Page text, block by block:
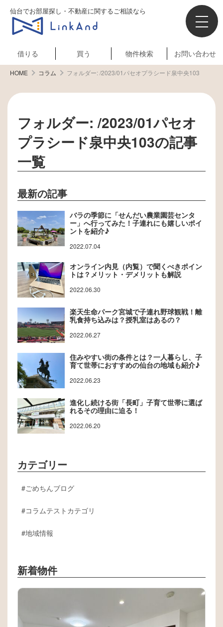
仙台でお部屋探し・不動産に関するご相談なら
借りる 買う 物件検索 お問い合わせ
HOME コラム フォルダー:/2023/01パセオプラシード泉中央103
フォルダー:/2023/01パセオ
プラシード泉中央103の記事
一覧
最新の記事
バラの季節に「せんだい農業園芸センタ
ー」へ行ってみた！子連れにも嬉しいポイ
ントを紹介♪
2022.07.04
オンライン内見（内覧）で聞くべきポイン
トは？メリット・デメリットも解説
2022.06.30
楽天生命パーク宮城で子連れ野球観戦！離
乳食持ち込みは？授乳室はあるの？
2022.06.27
住みやすい街の条件とは？一人暮らし、子
育て世帯におすすめの仙台の地域も紹介♪
2022.06.23
進化し続ける街「長町」子育て世帯に選ば
れるその理由に迫る！
2022.06.20
カテゴリー
ごめちんブログ
コラムテストカテゴリ
地域情報
新着物件